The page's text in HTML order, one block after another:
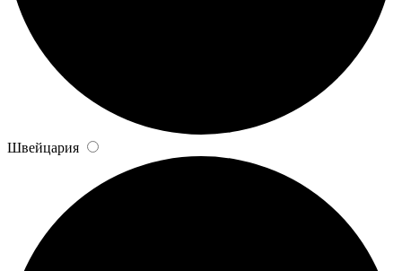
Швейцария